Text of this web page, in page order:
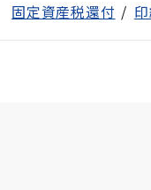
固定資産税還付